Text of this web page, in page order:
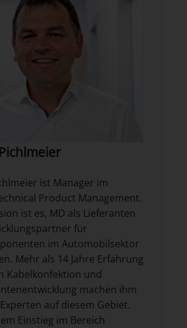
ist Manager im
Product Management.
ist es, MD als Lieferanten
für
im Automobilsektor
Mehr als 14 Jahre Erfahrung
Kabelkonfektion und
machen ihm
auf diesem Gebiet.
Einstieg im Bereich